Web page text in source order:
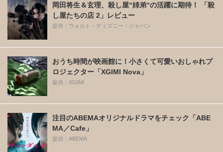
岡田将生＆玄理、殺し屋“姉弟“の活躍に期待！ 「殺
し屋たちの店 2」レビュー
提供：ウォルト・ディズニー・ジャパン
おうち時間が映画館に！小さくて可愛いおしゃれプ
ロジェクター「XGIMI Nova」
提供：XGIMI
注目のABEMAオリジナルドラマをチェック「ABE
MA／Cafe」
提供：ABEMA